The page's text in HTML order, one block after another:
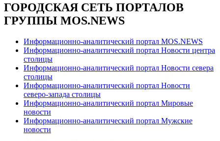
ГОРОДСКАЯ СЕТЬ ПОРТАЛОВ
ГРУППЫ MOS.NEWS
Информационно-аналитический портал MOS.NEWS
Информационно-аналитический портал Новости центра
столицы
Информационно-аналитический портал Новости севера
столицы
Информационно-аналитический портал Новости
северо-запада столицы
Информационно-аналитический портал Мировые
новости
Информационно-аналитический портал Мужские
новости